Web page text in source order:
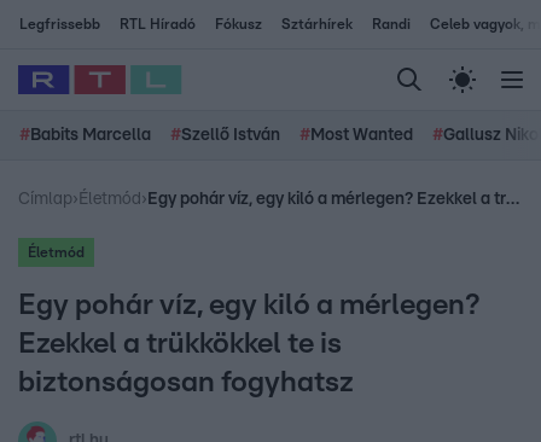
Legfrissebb RTL Híradó Fókusz Sztárhírek Randi Celeb vagyok,
# Babits Marcella #Szellő István # Most Wanted #Gallusz
Címlap› Életmód › Egy pohár víz, egy kiló a mérlegen? Ezekkel a trükkökkel te is biztonságosan fogyhatsz
Életmód
Egy pohár víz, egy kiló a mérlegen?
Ezekkel a trükkökkel te is
biztonságosan fogyhatsz